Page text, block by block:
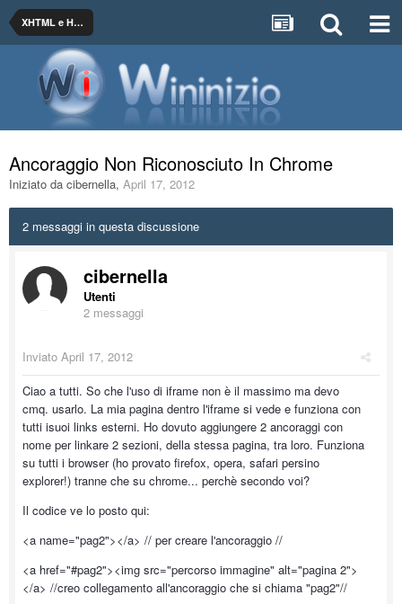
XHTML e HTML
Ancoraggio Non Riconosciuto In Chrome
Iniziato da cibernella, April 17, 2012
2 messaggi in questa discussione
cibernella
Utenti
2 messaggi
Inviato April 17, 2012
Ciao a tutti. So che l'uso di iframe non è il massimo ma devo
cmq. usarlo. La mia pagina dentro l'iframe si vede e funziona con
tutti isuoi links esterni. Ho dovuto aggiungere 2 ancoraggi con
nome per linkare 2 sezioni, della stessa pagina, tra loro. Funziona
su tutti i browser (ho provato firefox, opera, safari persino
explorer!) tranne che su chrome... perchè secondo voi?
Il codice ve lo posto qui:
<a name="pag2"></a> // per creare l'ancoraggio //
<a href="#pag2"><img src="percorso immagine" alt="pagina 2">
</a> //creo collegamento all'ancoraggio che si chiama "pag2"//